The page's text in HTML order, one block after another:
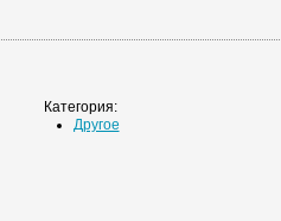
Категория:
Другое